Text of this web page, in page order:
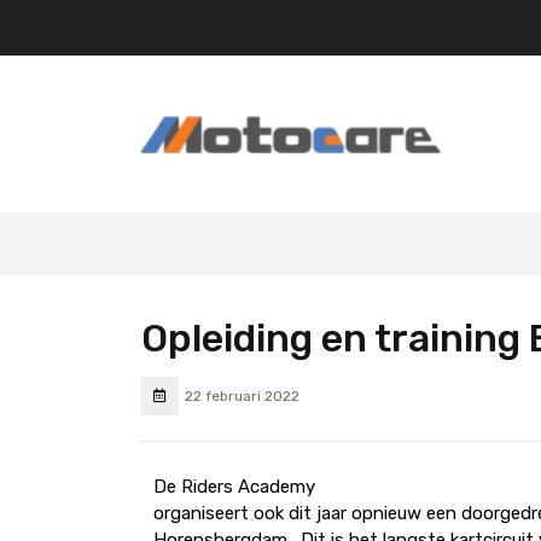
Opleiding en
22 februari 2022
De Riders Academy
organiseert ook dit jaar opnieuw een